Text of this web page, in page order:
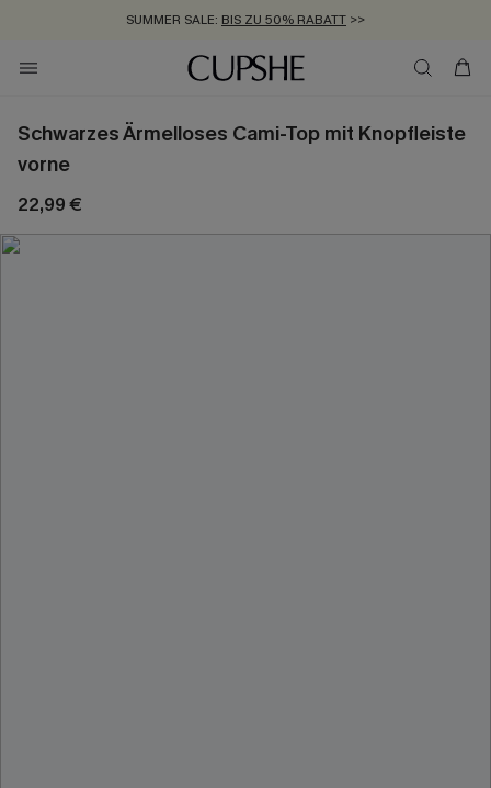
SUMMER SALE: BIS ZU 50% RABATT >>
ZUM NEWSLETTER:BIS ZU -20% EXTRA ERHALTEN
KOSTENLOSER VERSAND AB 89 €
Schwarzes Ärmelloses Cami-Top mit Knopfleiste
vorne
22,99 €